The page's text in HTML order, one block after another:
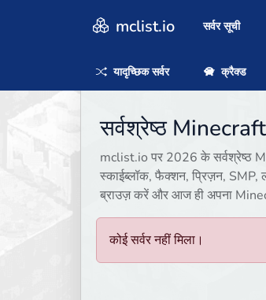
mclist.io सर्वर सूची
यादृच्छिक सर्वर क्रैक्ड
सर्वश्रेष्ठ
mclist.io पर 2026 के सर्वश्रेष्ठ
स्काईब्लॉक, फैक्शन, प्रिज़न, SMP,
ब्राउज़ करें और आज ही अपना
कोई सर्वर नहीं मिला।